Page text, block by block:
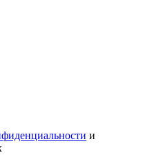
и